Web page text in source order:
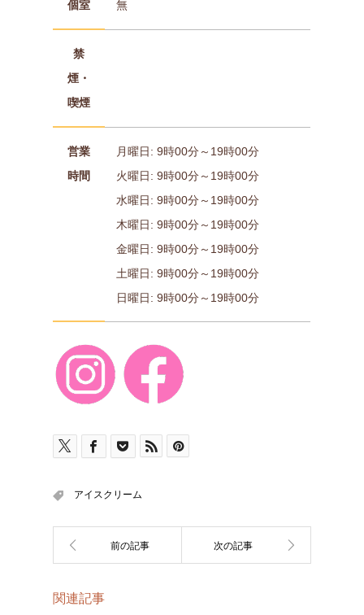
個室 無
禁
煙・
喫煙
営業
時間
月曜日: 9時00分～19時00分
火曜日: 9時00分～19時00分
水曜日: 9時00分～19時00分
木曜日: 9時00分～19時00分
金曜日: 9時00分～19時00分
土曜日: 9時00分～19時00分
日曜日: 9時00分～19時00分
アイスクリーム
関連記事